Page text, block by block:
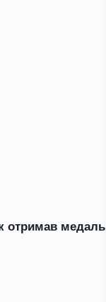
отримав медаль